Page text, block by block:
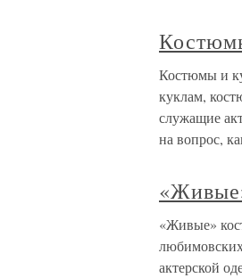
Костюмы и
куклам,
служащие
на вопрос,
«Живые»
актерской